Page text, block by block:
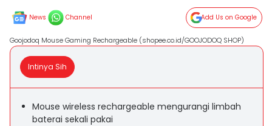
News Channel Add Us on Google
Goojodoq Mouse Gaming Rechargeable (shopee.co.id/GOOJODOQ SHOP)
Intinya Sih
Mouse wireless rechargeable mengurangi limbah
baterai sekali pakai